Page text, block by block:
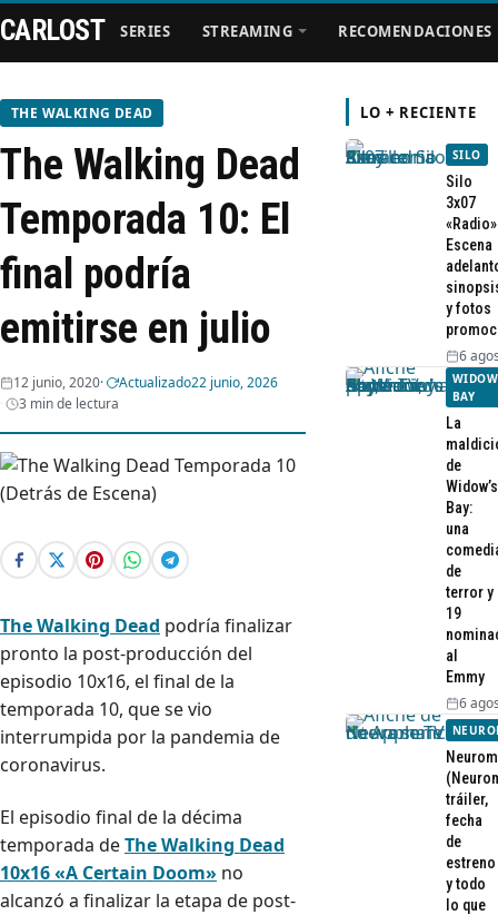
Series
Streaming
Recomendaciones
Webisodios
CARLOST SERIES STREAMING RECOMENDACIONES
THE WALKING DEAD
The Walking Dead
Temporada 10: El
final podría
emitirse en julio
12 junio, 2020 Actualizado22 junio, 2026
3 min de lectura
The Walking Dead podría finalizar
pronto la post-producción del
episodio 10x16, el final de la
temporada 10, que se vio
interrumpida por la pandemia de
coronavirus.
El episodio final de la décima
temporada deThe Walking Dead
10x16 «A Certain Doom» no
alcanzó a finalizar la etapa de post-
LO + RECIENTE
SILO
Silo
3x07
Escena
y fotos
6
BAY
La
de
Widow’s
Bay:
una
de
terror y
19
al
Emmy
6
tráiler,
fecha
de
estreno
y todo
lo que